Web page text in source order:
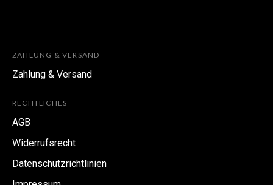
ZAHLUNG & VERSAND
Zahlung & Versand
RECHTLICHES
AGB
Widerrufsrecht
Datenschutzrichtlinien